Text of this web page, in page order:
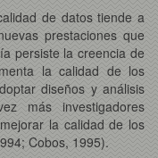
de datos tiende a
prestaciones que
persiste la creencia de
la calidad de los
diseños y análisis
más investigadores
la calidad de los
Cobos, 1995).